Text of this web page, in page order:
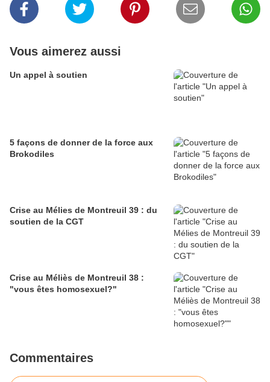
Vous aimerez aussi
Un appel à soutien
5 façons de donner de la force aux
Brokodiles
Crise au Mélies de Montreuil 39 : du
soutien de la CGT
Crise au Méliès de Montreuil 38 :
"vous êtes homosexuel?"
Commentaires